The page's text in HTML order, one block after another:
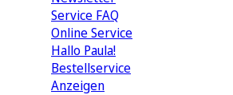
Service FAQ
Online Service
Hallo Paula!
Bestellservice
Anzeigen